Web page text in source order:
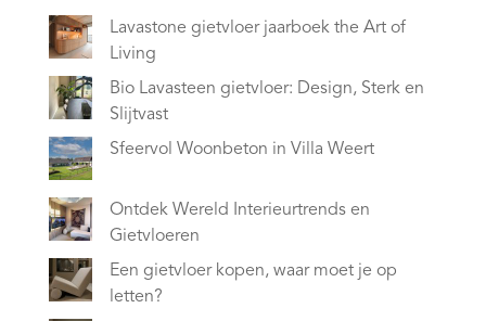
Lavastone gietvloer jaarboek the Art of
Living
Bio Lavasteen gietvloer: Design, Sterk en
Slijtvast
Sfeervol Woonbeton in Villa Weert
Ontdek Wereld Interieurtrends en
Gietvloeren
Een gietvloer kopen, waar moet je op
letten?